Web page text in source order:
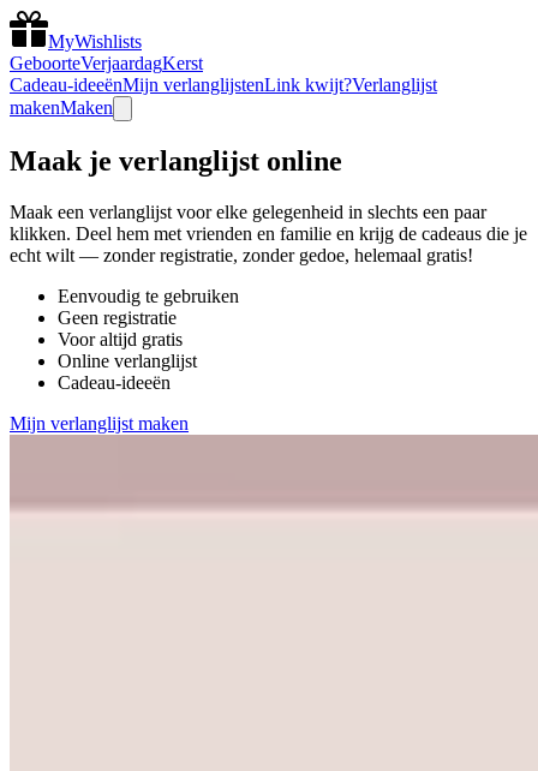
MyWishlists
GeboorteVerjaardagKerst
Cadeau-ideeënMijn verlanglijstenLink kwijt?Verlanglijst
makenMaken
Maak je verlanglijst online
Maak een verlanglijst voor elke gelegenheid in slechts een paar
klikken. Deel hem met vrienden en familie en krijg de cadeaus die je
echt wilt — zonder registratie, zonder gedoe, helemaal gratis!
Eenvoudig te gebruiken
Geen registratie
Voor altijd gratis
Online verlanglijst
Cadeau-ideeën
Mijn verlanglijst maken